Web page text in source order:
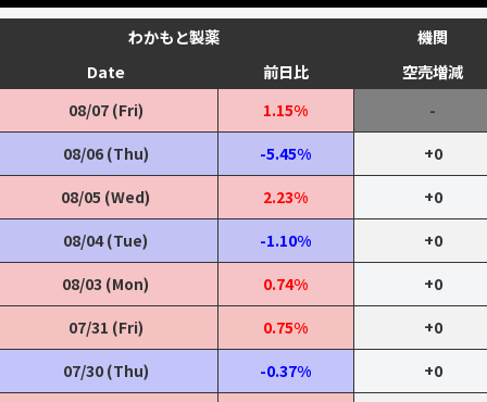
わかもと製薬
機関
Date
前日比 空売増減
08/07 (Fri) 1.15%
-
08/06 (Thu)
-5.45%
+0
08/05 (Wed)
2.23%
+0
08/04 (Tue)
-1.10%
+0
08/03 (Mon)
0.74%
+0
07/31 (Fri)
0.75%
+0
07/30 (Thu)
-0.37%
+0